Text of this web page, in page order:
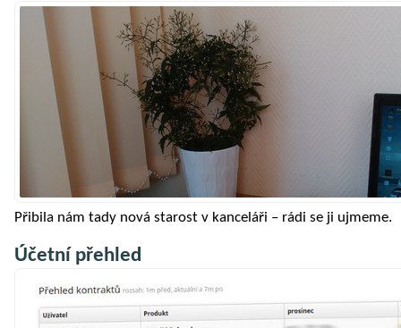
Přibila nám tady nová starost v kanceláři – rádi se ji ujmeme.
Účetní přehled